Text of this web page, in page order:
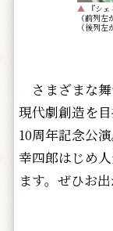
▲ 『シ
（前列
（後列
さまざまな
現代劇創造を
10周年記念公
幸四郎はじめ
ます。ぜひお出